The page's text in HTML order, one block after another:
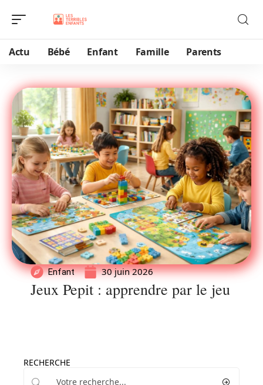
Actu Bébé Enfant Famille Parents
Enfant 30 juin 2026
Jeux Pepit : apprendre par le jeu
RECHERCHE